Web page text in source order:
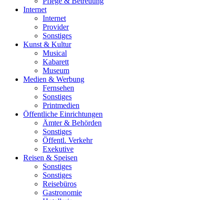
Internet
Internet
Provider
Sonstiges
Kunst & Kultur
Musical
Kabarett
Museum
Medien & Werbung
Fernsehen
Sonstiges
Printmedien
Öffentliche Einrichtungen
Ämter & Behörden
Sonstiges
Öffentl. Verkehr
Exekutive
Reisen & Speisen
Sonstiges
Sonstiges
Reisebüros
Gastronomie